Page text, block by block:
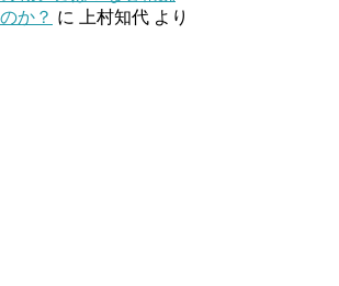
か？ に 上村知代 より